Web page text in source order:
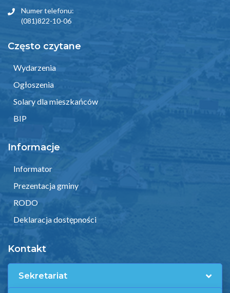
Numer telefonu:
(081)822-10-06
Często czytane
Wydarzenia
Ogłoszenia
Solary dla mieszkańców
BIP
Informacje
Informator
Prezentacja gminy
RODO
Deklaracja dostępności
Kontakt
Sekretariat